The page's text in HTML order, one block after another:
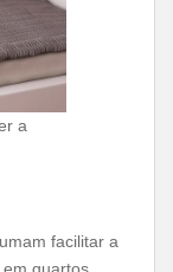
a
facilitar a